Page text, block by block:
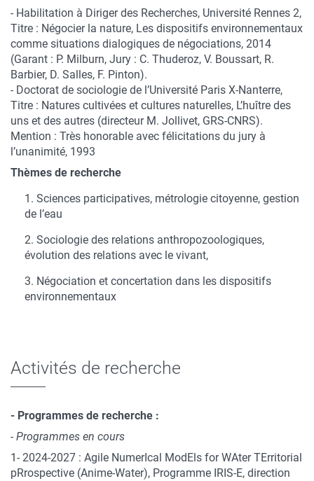
- Habilitation à Diriger des Recherches, Université Rennes 2,
Titre : Négocier la nature, Les dispositifs environnementaux
comme situations dialogiques de négociations, 2014
(Garant : P. Milburn, Jury : C. Thuderoz, V. Boussart, R.
Barbier, D. Salles, F. Pinton).
- Doctorat de sociologie de l’Université Paris X-Nanterre,
Titre : Natures cultivées et cultures naturelles, L’huître des
uns et des autres (directeur M. Jollivet, GRS-CNRS).
Mention : Très honorable avec félicitations du jury à
l’unanimité, 1993
Thèmes de recherche
Sciences participatives, métrologie citoyenne, gestion
de l’eau
Sociologie des relations anthropozoologiques,
évolution des relations avec le vivant,
Négociation et concertation dans les dispositifs
environnementaux
Activités de recherche
- Programmes de recherche :
- Programmes en cours
1- 2024-2027 : Agile NumerIcal ModEls for WAter TErritorial
pRrospective (Anime-Water), Programme IRIS-E, direction